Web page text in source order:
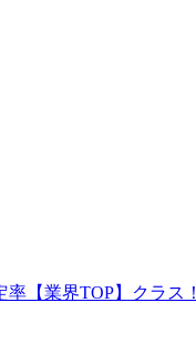
【業界TOP】クラス！